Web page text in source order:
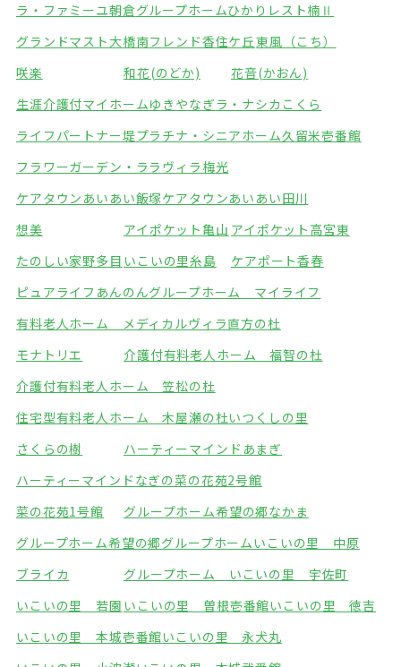
ラ・ファミーユ朝倉グループホームひかり レスト楠Ⅱ
グランドマスト大橋南フレンド香住ケ丘東風（こち）
咲楽
和花(のどか)
花音(かおん)
生涯介護付マイホームゆきやなぎラ・ナシカこくら
ライフパートナー堤プラチナ・シニアホーム久留米壱番館
フラワーガーデン・ララ ヴィラ梅光
ケアタウンあいあい飯塚ケアタウンあいあい田川
想美
アイポケット亀山 アイポケット高宮東
たのしい家野多目 いこいの里糸島
ケアポート香春
ピュアライフあんのんグループホーム マイライフ
有料老人ホーム メディカルヴィラ直方の杜
モナトリエ
介護付有料老人ホーム 福智の杜
介護付有料老人ホーム 笠松の杜
住宅型有料老人ホーム 木屋瀬の杜いつくしの里
さくらの樹
ハーティーマインドあまぎ
ハーティーマインドなぎの菜の花苑2号館
菜の花苑1号館
グループホーム希望の郷なかま
グループホーム希望の郷グループホームいこいの里 中原
ブライカ
グループホーム いこいの里 宇佐町
いこいの里 若園 いこいの里 曽根壱番館いこいの里 徳吉
いこいの里 本城壱番館いこいの里 永犬丸